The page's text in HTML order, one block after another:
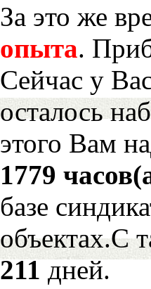
За это же
опыта.
Сейчас у
осталось
этого Вам
1779
базе
объектах.С
211дней.